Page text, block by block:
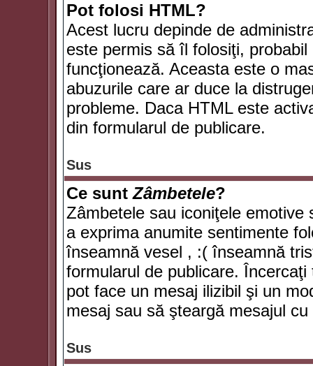
Pot folosi HTML?
Acest lucru depinde de
este permis să îl folosiţi,
funcţionează. Aceasta este o
abuzurile care ar duce la
probleme. Daca HTML este
din formularul de publicare.
Sus
Ce suntZâmbetele?
Zâmbetele sau iconiţele
a exprima anumite sentimente
înseamnă vesel , :( înseamnă
formularul de publicare.
pot face un mesaj ilizibil şi un
mesaj sau să şteargă mesajul cu
Sus